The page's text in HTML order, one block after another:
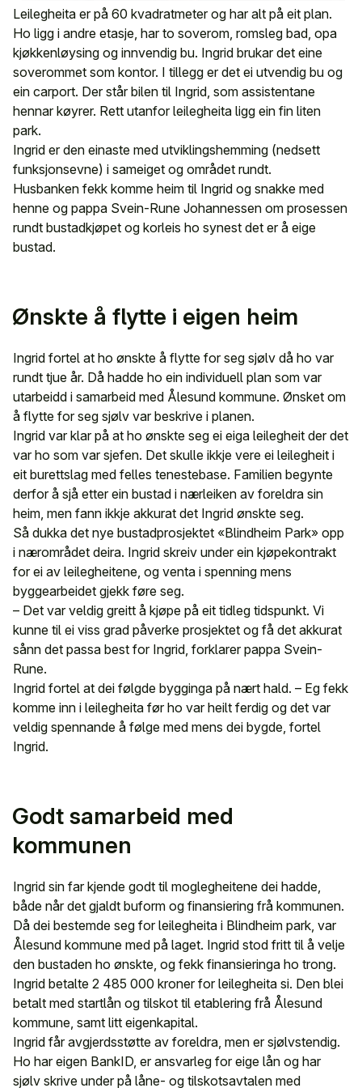
Leilegheita er på 60 kvadratmeter og har alt på eit plan.
Ho ligg i andre etasje, har to soverom, romsleg bad, opa
kjøkkenløysing og innvendig bu. Ingrid brukar det eine
soverommet som kontor. I tillegg er det ei utvendig bu og
ein carport. Der står bilen til Ingrid, som assistentane
hennar køyrer. Rett utanfor leilegheita ligg ein fin liten
park.
Ingrid er den einaste med utviklingshemming (nedsett
funksjonsevne) i sameiget og området rundt.
Husbanken fekk komme heim til Ingrid og snakke med
henne og pappa Svein-Rune Johannessen om prosessen
rundt bustadkjøpet og korleis ho synest det er å eige
bustad.
Ønskte å flytte i eigen heim
Ingrid fortel at ho ønskte å flytte for seg sjølv då ho var
rundt tjue år. Då hadde ho ein individuell plan som var
utarbeidd i samarbeid med Ålesund kommune. Ønsket om
å flytte for seg sjølv var beskrive i planen.
Ingrid var klar på at ho ønskte seg ei eiga leilegheit der det
var ho som var sjefen. Det skulle ikkje vere ei leilegheit i
eit burettslag med felles tenestebase. Familien begynte
derfor å sjå etter ein bustad i nærleiken av foreldra sin
heim, men fann ikkje akkurat det Ingrid ønskte seg.
Så dukka det nye bustadprosjektet «Blindheim Park» opp
i nærområdet deira. Ingrid skreiv under ein kjøpekontrakt
for ei av leilegheitene, og venta i spenning mens
byggearbeidet gjekk føre seg.
– Det var veldig greitt å kjøpe på eit tidleg tidspunkt. Vi
kunne til ei viss grad påverke prosjektet og få det akkurat
sånn det passa best for Ingrid, forklarer pappa Svein-
Rune.
Ingrid fortel at dei følgde bygginga på nært hald. – Eg fekk
komme inn i leilegheita før ho var heilt ferdig og det var
veldig spennande å følge med mens dei bygde, fortel
Ingrid.
Godt samarbeid med
kommunen
Ingrid sin far kjende godt til moglegheitene dei hadde,
både når det gjaldt buform og finansiering frå kommunen.
Då dei bestemde seg for leilegheita i Blindheim park, var
Ålesund kommune med på laget. Ingrid stod fritt til å velje
den bustaden ho ønskte, og fekk finansieringa ho trong.
Ingrid betalte 2 485 000 kroner for leilegheita si. Den blei
betalt med startlån og tilskot til etablering frå Ålesund
kommune, samt litt eigenkapital.
Ingrid får avgjerdsstøtte av foreldra, men er sjølvstendig.
Ho har eigen BankID, er ansvarleg for eige lån og har
sjølv skrive under på låne- og tilskotsavtalen med